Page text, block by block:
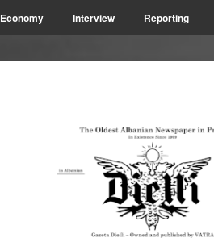
Economy Interview Reporting